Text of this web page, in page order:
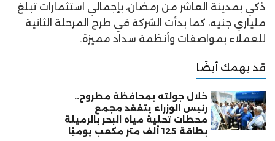
ذكي بمدينة العاشر من رمضان، بإجمالي استثمارات تبلغ
ملياري جنيه، كما بدأت الشركة في طرح المرحلة الثانية
للعملاء بمواصفات وأنظمة سداد مميزة.
قد يهمك أيضًا
خلال جولته بمحافظة مطروح..
رئيس الوزراء يتفقد مجمع
محطات تحلية مياه البحر بالرميلة
بطاقة 125 ألف متر مكعب يوميًا